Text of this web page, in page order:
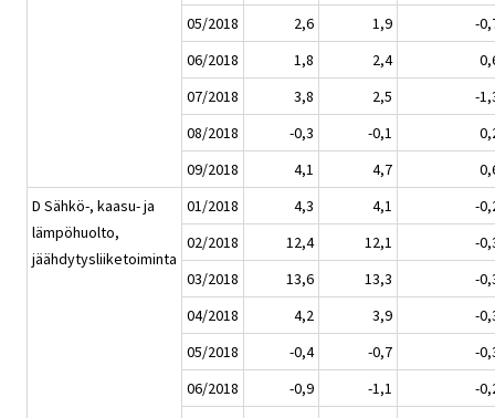
05/2018
2,6 1,9
-
06/2018
1,8 2,4
07/2018
3,8 2,5
-
08/2018
-0,3 -0,1
09/2018
4,1 4,7
D Sähkö-, kaasu- ja
lämpöhuolto,
jäähdytysliiketoiminta
01/2018 4,3 4,1
-
02/2018
12,4 12,1
-
03/2018
13,6 13,3
-
04/2018
4,2 3,9
-
05/2018
-0,4 -0,7
-
06/2018
-0,9 -1,1
-